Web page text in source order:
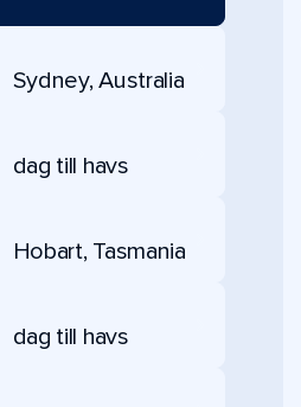
Sydney, Australia
dag till havs
Hobart, Tasmania
dag till havs